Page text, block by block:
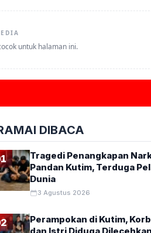
untuk halaman ini.
DIBACA
Tragedi Penangkapan
Pandan Kutim, Terduga
Dunia
3 Agustus 2026
Perampokan di Kutim,